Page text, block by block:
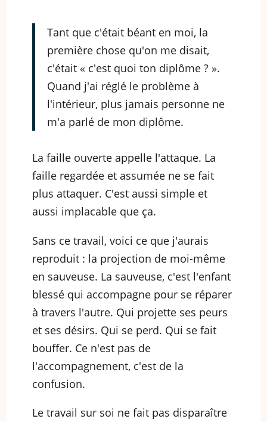
Tant que c'était béant en moi, la
première chose qu'on me disait,
c'était « c'est quoi ton diplôme ? ».
Quand j'ai réglé le problème à
l'intérieur, plus jamais personne ne
m'a parlé de mon diplôme.
La faille ouverte appelle l'attaque. La
faille regardée et assumée ne se fait
plus attaquer. C'est aussi simple et
aussi implacable que ça.
Sans ce travail, voici ce que j'aurais
reproduit : la projection de moi-même
en sauveuse. La sauveuse, c'est l'enfant
blessé qui accompagne pour se réparer
à travers l'autre. Qui projette ses peurs
et ses désirs. Qui se perd. Qui se fait
bouffer. Ce n'est pas de
l'accompagnement, c'est de la
confusion.
Le travail sur soi ne fait pas disparaître